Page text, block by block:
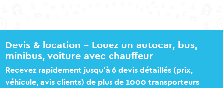
Devis & location – Louez un autocar, bus,
minibus, voiture avec chauffeur
Recevez rapidement jusqu’à 6 devis détaillés (prix,
véhicule, avis clients) de plus de 1000 transporteurs